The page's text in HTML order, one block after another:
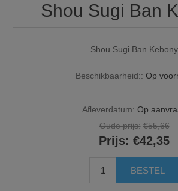
Shou Sugi Ban
Shou Sugi Ban Kebony
Beschikbaarheid:: Op
Afleverdatum: Op
Oude prijs: €55,66
Prijs: €42,35